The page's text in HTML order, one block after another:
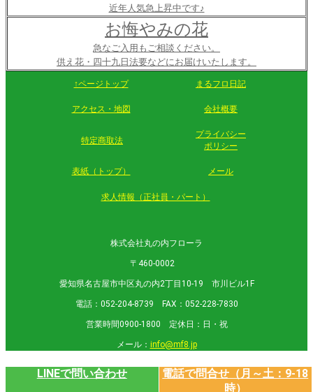
近年人気急上昇中です♪
お悔やみの花
急なご入用もご相談ください。
供え花・四十九日法要などにお届けいたします。
↑ページトップ まるフロ日記
アクセス・地図 会社概要
特定商取法
プライバシー
ポリシー
表紙（トップ） メール
求人情報（正社員・パート）
株式会社丸の内フローラ
〒460-0002
愛知県名古屋市中区丸の内2丁目10-19 市川ビル1F
電話：052-204-8739 FAX：052-228-7830
営業時間0900-1800 定休日：日・祝
メール： info@mf8.jp
LINEで問い合わせ
電話で問合せ（月～土：9-18
時）